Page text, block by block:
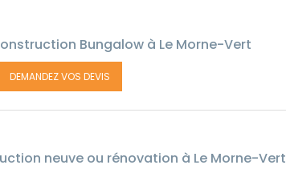
Bungalow à Le Morne-Vert
DEMANDEZ VOS DEVIS
neuve ou rénovation à Le Morne-Vert